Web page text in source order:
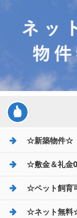
☆新築物件☆
☆敷金＆礼金
☆ペット飼育
☆ネット無